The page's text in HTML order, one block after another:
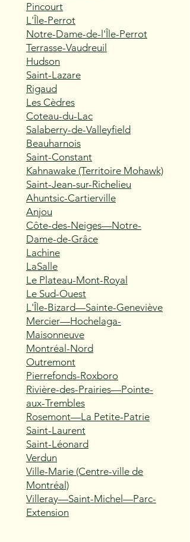
Pincourt
L'Île-Perrot
Notre-Dame-de-l'Île-Perrot
Terrasse-Vaudreuil
Hudson
Saint-Lazare
Rigaud
Les Cèdres
Coteau-du-Lac
Salaberry-de-Valleyfield
Beauharnois
Saint-Constant
Kahnawake (Territoire Mohawk)
Saint-Jean-sur-Richelieu
Ahuntsic-Cartierville
Anjou
Côte-des-Neiges—Notre-
Dame-de-Grâce
Lachine
LaSalle
Le Plateau-Mont-Royal
Le Sud-Ouest
L'Île-Bizard—Sainte-Geneviève
Mercier—Hochelaga-
Maisonneuve
Montréal-Nord
Outremont
Pierrefonds-Roxboro
Rivière-des-Prairies—Pointe-
aux-Trembles
Rosemont—La Petite-Patrie
Saint-Laurent
Saint-Léonard
Verdun
Ville-Marie (Centre-ville de
Montréal)
Villeray—Saint-Michel—Parc-
Extension